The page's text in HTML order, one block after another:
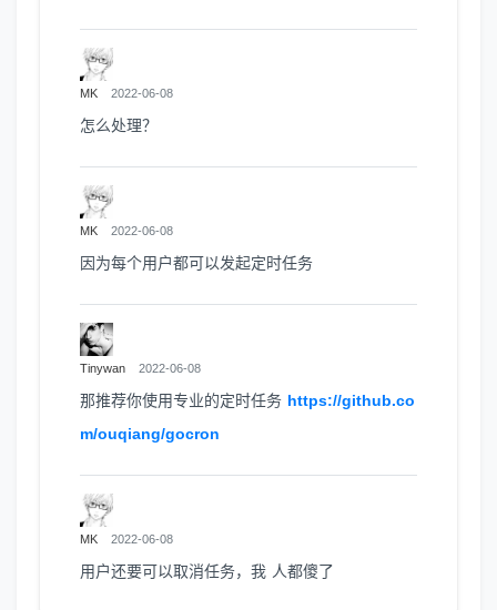
MK 2022-06-08
怎么处理？
MK 2022-06-08
因为每个用户都可以发起定时任务
Tinywan 2022-06-08
那推荐你使用专业的定时任务 https://github.co
m/ouqiang/gocron
MK 2022-06-08
用户还要可以取消任务，我 人都傻了